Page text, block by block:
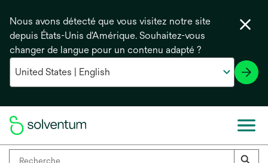
Nous avons détecté que vous visitez notre site
depuis États-Unis d'Amérique. Souhaitez-vous
changer de langue pour un contenu adapté ?